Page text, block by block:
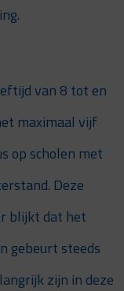
van 8 tot en
maximaal vijf
op scholen met
Deze
blijkt dat het
gebeurt steeds
zijn in deze